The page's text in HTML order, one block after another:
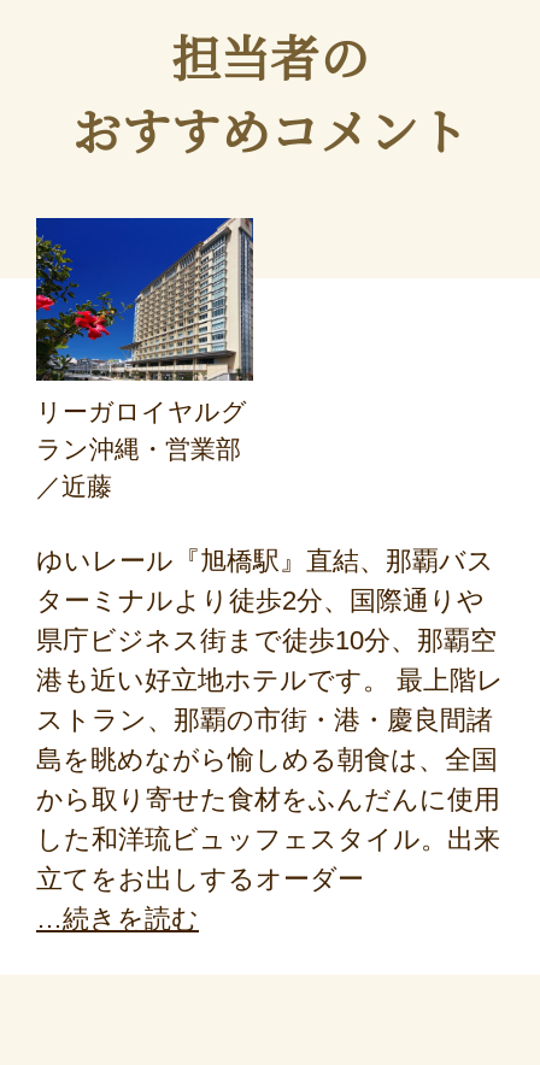
担当者の
おすすめコメント
リーガロイヤルグ
ラン沖縄・営業部
／近藤
ゆいレール『旭橋駅』直結、那覇バス
ターミナルより徒歩2分、国際通りや
県庁ビジネス街まで徒歩10分、那覇空
港も近い好立地ホテルです。 最上階レ
ストラン、那覇の市街・港・慶良間諸
島を眺めながら愉しめる朝食は、全国
から取り寄せた食材をふんだんに使用
した和洋琉ビュッフェスタイル。出来
立てをお出しするオーダー
続きを読む